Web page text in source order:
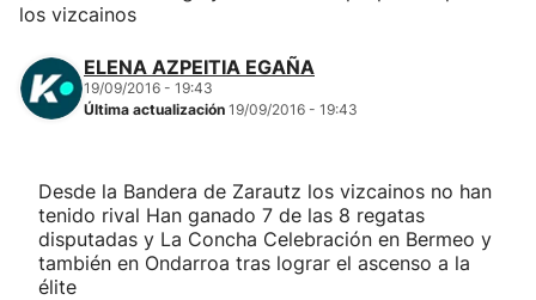
Kirolak 360
Atletismo
Más deportes
"Helmuga"
los vizcainos
ELENA AZPEITIA EGAÑA
19/09/2016 - 19:43
Última actualización 19/09/2016 - 19:43
Desde la Bandera de Zarautz los vizcainos no han
tenido rival Han ganado 7 de las 8 regatas
disputadas y La Concha Celebración en Bermeo y
también en Ondarroa tras lograr el ascenso a la
élite